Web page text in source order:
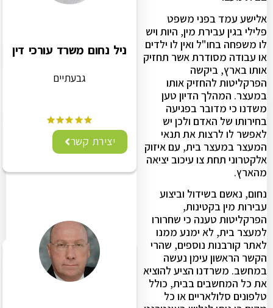
אלישע עמד בפני משפט
פלילי בגין עבירת מין, היות ויש
לו משפחה בחו"ל ואין לו ילדים
או עבודה מסודרת אשר תחזיק
אותו בארץ, ביקשה
הפרקליטות להחזיק אותו
במעצר. המהלך הדיון טען
משדנו כי מדובר בפגיעה
בחירותו של האדם ולכן יש
לאפשר לו לרצות את תנאי
המעצר במעצר בית, עם איזוק
אלקטרוני תחת צו עיכוב יציאה
מהארץ.
נחום, נאשם בשידול וביצוע
עבירות מין בקטינות,
הפרקליטות טענה כי שחרורו
למעצר בית, לא ימנע ממנו
לאתר קורבנות נוספים, שהרי
הקשר הראשון עימן נעשה
במחשב. משרדנו הציע להוציא
את כל המחשבים בבית, כולל
טלפונים סלולאריים או כל
ניל נחום משרד עורכי דין
גבעתיים
יצירת קשר